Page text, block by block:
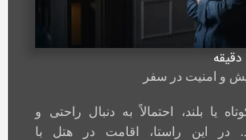
دقیقه
و امنیت در سفر
یا بلند، احتمالاً به دنبال راحتی و
در این راستا، اقامت در هتل با